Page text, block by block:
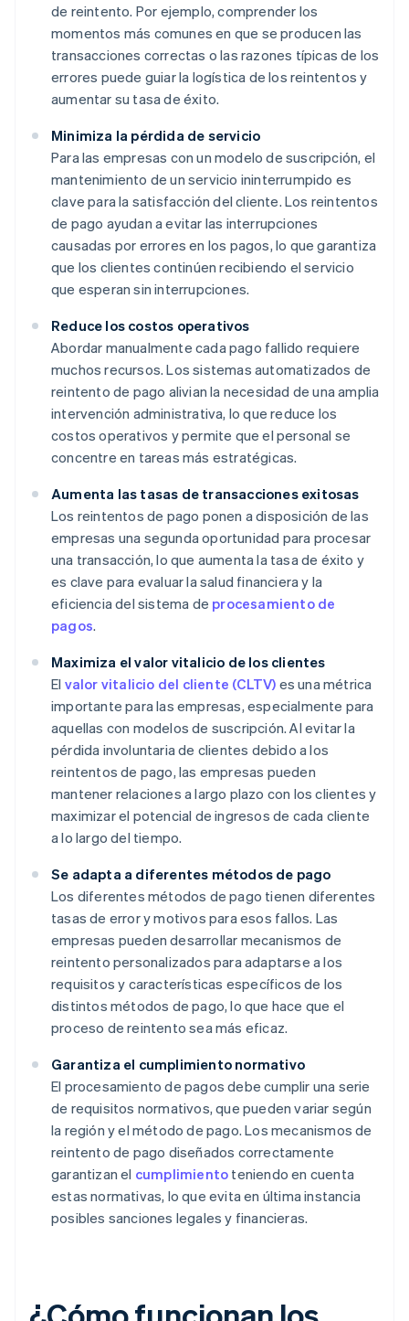
de reintento. Por ejemplo, comprender los
momentos más comunes en que se producen las
transacciones correctas o las razones típicas de los
errores puede guiar la logística de los reintentos y
aumentar su tasa de éxito.
Minimiza la pérdida de servicio
Para las empresas con un modelo de suscripción, el
mantenimiento de un servicio ininterrumpido es
clave para la satisfacción del cliente. Los reintentos
de pago ayudan a evitar las interrupciones
causadas por errores en los pagos, lo que garantiza
que los clientes continúen recibiendo el servicio
que esperan sin interrupciones.
Reduce los costos operativos
Abordar manualmente cada pago fallido requiere
muchos recursos. Los sistemas automatizados de
reintento de pago alivian la necesidad de una amplia
intervención administrativa, lo que reduce los
costos operativos y permite que el personal se
concentre en tareas más estratégicas.
Aumenta las tasas de transacciones exitosas
Los reintentos de pago ponen a disposición de las
empresas una segunda oportunidad para procesar
una transacción, lo que aumenta la tasa de éxito y
es clave para evaluar la salud financiera y la
eficiencia del sistema de procesamiento de
pagos.
Maximiza el valor vitalicio de los clientes
El valor vitalicio del cliente (CLTV) es una métrica
importante para las empresas, especialmente para
aquellas con modelos de suscripción. Al evitar la
pérdida involuntaria de clientes debido a los
reintentos de pago, las empresas pueden
mantener relaciones a largo plazo con los clientes y
maximizar el potencial de ingresos de cada cliente
a lo largo del tiempo.
Se adapta a diferentes métodos de pago
Los diferentes métodos de pago tienen diferentes
tasas de error y motivos para esos fallos. Las
empresas pueden desarrollar mecanismos de
reintento personalizados para adaptarse a los
requisitos y características específicos de los
distintos métodos de pago, lo que hace que el
proceso de reintento sea más eficaz.
Garantiza el cumplimiento normativo
El procesamiento de pagos debe cumplir una serie
de requisitos normativos, que pueden variar según
la región y el método de pago. Los mecanismos de
reintento de pago diseñados correctamente
garantizan el cumplimiento teniendo en cuenta
estas normativas, lo que evita en última instancia
posibles sanciones legales y financieras.